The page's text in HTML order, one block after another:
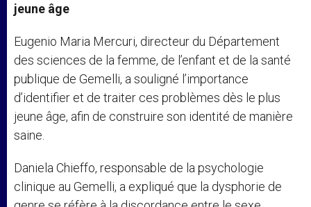
jeune âge
Eugenio Maria Mercuri, directeur du Département
des sciences de la femme, de l’enfant et de la santé
publique de Gemelli, a souligné l’importance
d’identifier et de traiter ces problèmes dès le plus
jeune âge, afin de construire son identité de manière
saine.
Daniela Chieffo, responsable de la psychologie
clinique au Gemelli, a expliqué que la dysphorie de